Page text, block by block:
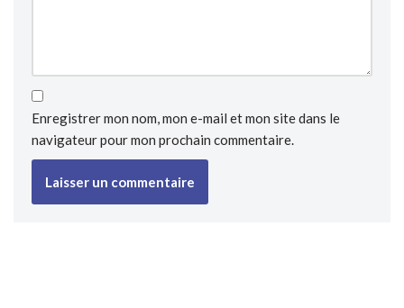
Enregistrer mon nom, mon e-mail et mon site dans le
navigateur pour mon prochain commentaire.